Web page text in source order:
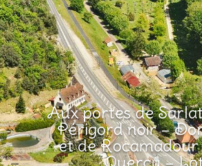
Aux portes de
Périgord noir –
et de Rocamadour
Quercy –